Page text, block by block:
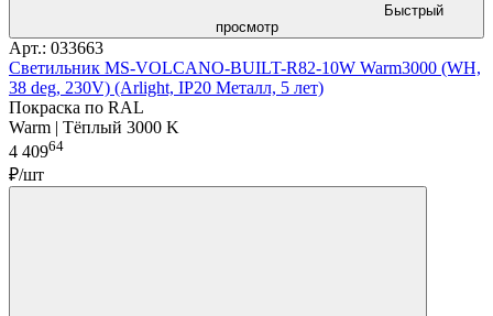
Быстрый
просмотр
Арт.: 033663
Светильник MS-VOLCANO-BUILT-R82-10W Warm3000 (WH,
38 deg, 230V) (Arlight, IP20 Металл, 5 лет)
Покраска по RAL
Warm | Тёплый 3000 K
4 40964
₽/шт